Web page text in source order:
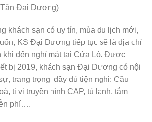
Đại Dương)
khách sạn có uy tín, mùa du lịch mới,
KS Đại Dương tiếp tục sẽ là địa chỉ
khi đến nghỉ mát tại Cửa Lò. Được
bị 2019, khách sạn Đại Dương có nội
trang trọng, đầy đủ tiện nghi: Cầu
ti vi truyền hình CAP, tủ lạnh, tắm
phí….